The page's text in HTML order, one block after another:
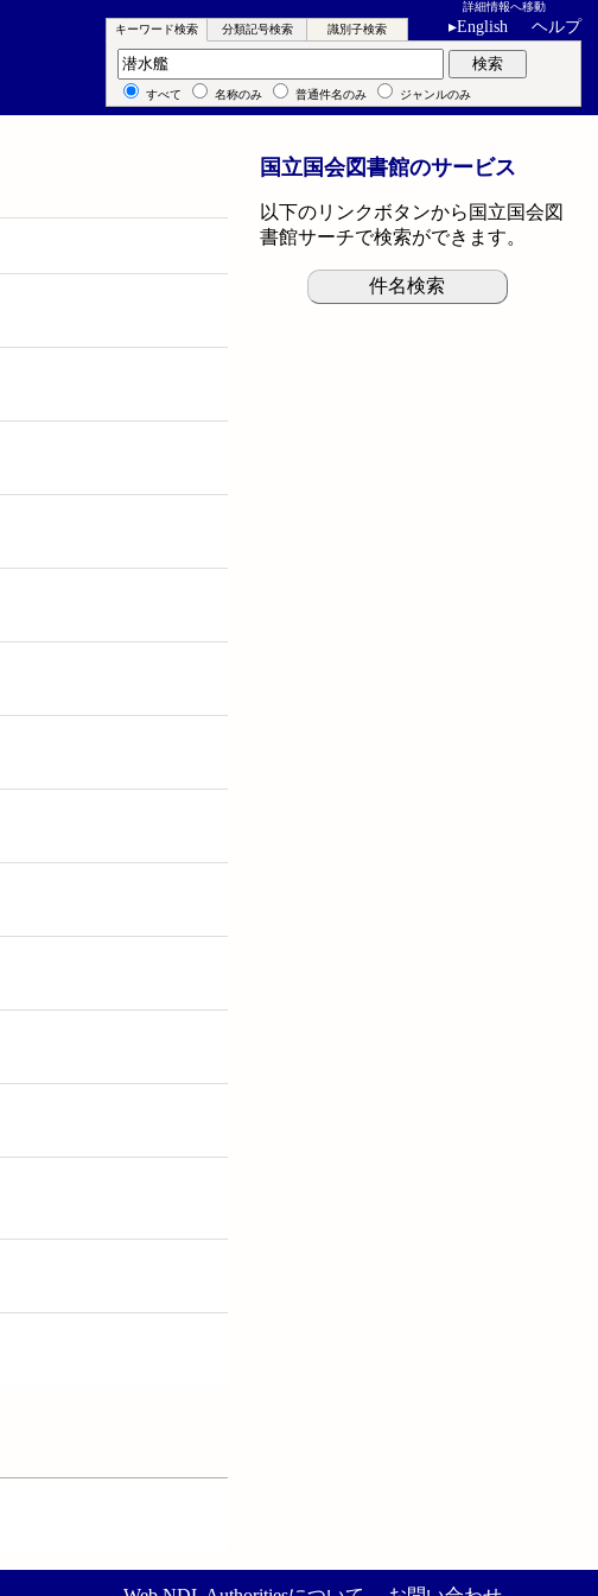
詳細情報へ移動
▸English ヘルプ
キーワード検索 分類記号検索 識別子検索
キーワード検索 検索
すべて 名称のみ 普通件名のみ ジャンルのみ
国立国会図書館のサービス
以下のリンクボタンから国立国会図
書館サーチで検索ができます。
件名検索